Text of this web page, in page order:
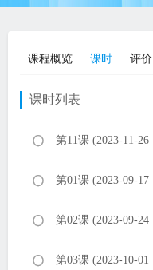
课程概览 课时 评价
课时列表
第11课 (2023-11-26
第01课 (2023-09-17
第02课 (2023-09-24
第03课 (2023-10-01